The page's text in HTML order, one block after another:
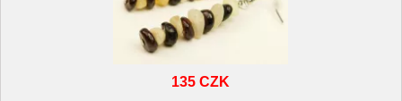
135 CZK